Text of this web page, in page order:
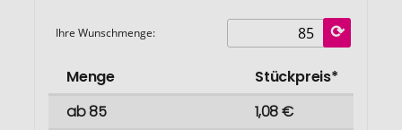
Ihre Wunschmenge:
Menge
Stückpreis*
ab 85
1,08 €